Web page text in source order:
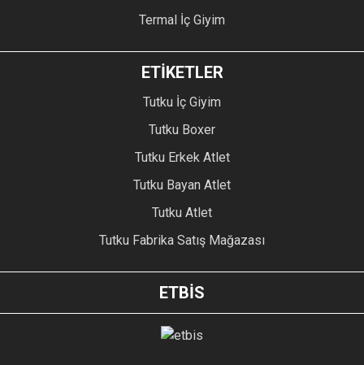
Termal İç Giyim
ETİKETLER
Tutku İç Giyim
Tutku Boxer
Tutku Erkek Atlet
Tutku Bayan Atlet
Tutku Atlet
Tutku Fabrika Satış Mağazası
ETBİS